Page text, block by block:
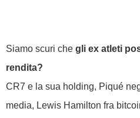
Siamo scuri che gli ex atleti
rendita?
CR7 e la sua holding, Piqué
media, Lewis Hamilton fra